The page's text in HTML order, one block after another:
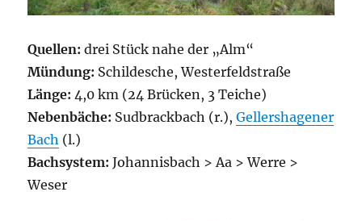
Quellen:drei Stück nahe der „Alm“
Mündung: Schildesche, Westerfeldstraße
Länge: 4,0 km (24 Brücken, 3 Teiche)
Nebenbäche: Sudbrackbach (r.),Gellershagener
Bach (l.)
Bachsystem: Johannisbach > Aa > Werre >
Weser